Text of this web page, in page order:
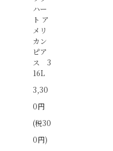
ハー
ト ア
メリ
カン
ピア
ス 3
16L
3,30
0円
(税30
0円)